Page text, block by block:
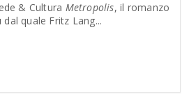
& Cultura Metropolis, il romanzo
quale Fritz Lang...